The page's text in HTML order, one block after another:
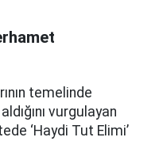
temelinde
vurgulayan
‘Haydi Tut Elimi’